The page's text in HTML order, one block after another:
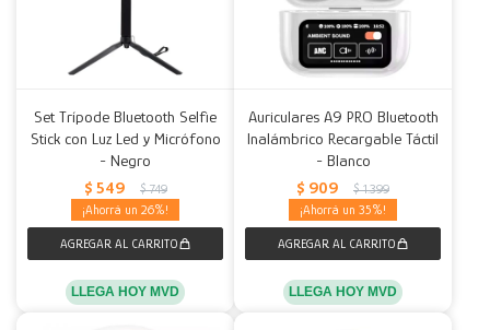
Set Trípode Bluetooth Selfie
Stick con Luz Led y Micrófono
- Negro
$ 549 $ 749
26
LLEGA HOY MVD
Auriculares A9 PRO Bluetooth
Inalámbrico Recargable Táctil
- Blanco
$ 909 $ 1.399
35
LLEGA HOY MVD